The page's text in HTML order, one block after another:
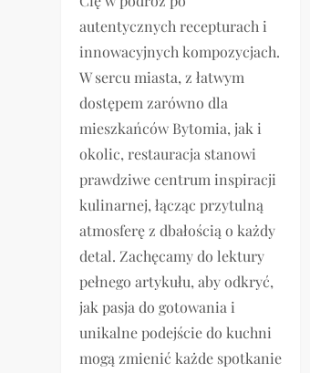
autentycznych recepturach i
innowacyjnych kompozycjach.
W sercu miasta, z łatwym
dostępem zarówno dla
mieszkańców Bytomia, jak i
okolic, restauracja stanowi
prawdziwe centrum inspiracji
kulinarnej, łącząc przytulną
atmosferę z dbałością o każdy
detal. Zachęcamy do lektury
pełnego artykułu, aby odkryć,
jak pasja do gotowania i
unikalne podejście do kuchni
mogą zmienić każde spotkanie